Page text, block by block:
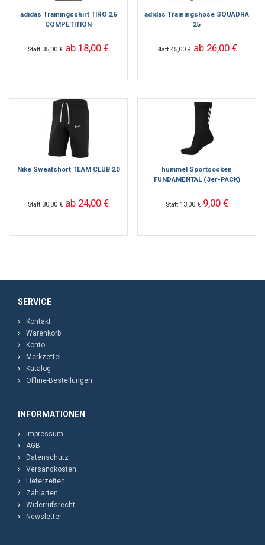
adidas Trainingsshirt TIRO 26
COMPETITION
Statt 35,00 € ab 18,00 €
adidas Trainingshose SQUADRA
25
Statt 45,00 € ab 26,00 €
Nike Sweatshort TEAM CLUB 20
Statt 30,00 € ab 24,00 €
hummel Sportsocken
FUNDAMENTAL (3er-PACK)
Statt13,00 € 9,00 €
SERVICE
Kontakt
Warenkorb
Konto
Merkzettel
Katalog
Offline-Bestellungen
INFORMATIONEN
Impressum
AGB
Datenschutz
Versandkosten
Lieferzeiten
Zahlarten
Widerrufsrecht
Newsletter